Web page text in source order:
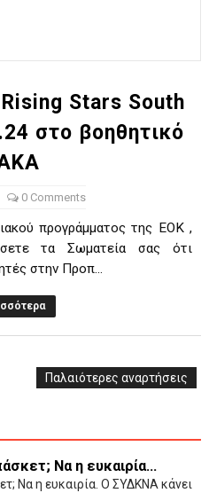
Stars South
στο βοηθητικό
0 Comments
προγράμματος της ΕΟΚ ,
τα Σωματεία σας ότι
στην Προπ...
Παλαιότερες αναρτήσεις
Να η ευκαιρία...
Να η ευκαιρία. Ο ΣΥΔΚΝΑ κάνει